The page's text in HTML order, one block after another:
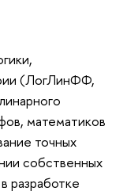
(ЛогЛинФФ,
математиков
точных
собственных
разработке